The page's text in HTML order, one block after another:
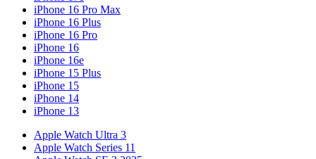
iPhone 16 Pro Max
iPhone 16 Plus
iPhone 16 Pro
iPhone 16
iPhone 16e
iPhone 15 Plus
iPhone 15
iPhone 14
iPhone 13
Apple Watch Ultra 3
Apple Watch Series 11